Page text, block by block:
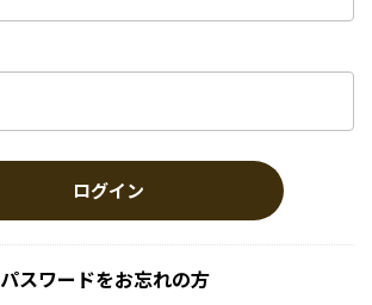
ログイン
パスワードをお忘れの方